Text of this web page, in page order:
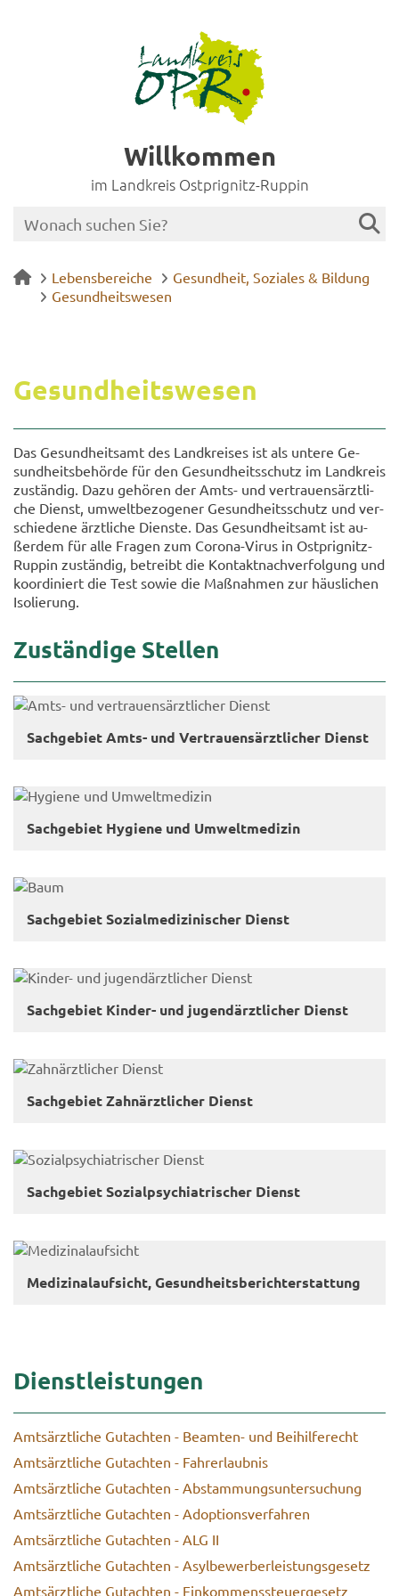
Willkommen
im Landkreis Ostprignitz-Ruppin
Lebensbereiche
Gesundheit, Soziales & Bildung
Gesundheitswesen
Ge­sund­heits­we­sen
Das Ge­sund­heits­amt des Land­krei­ses ist als un­te­re Ge­
sund­heits­be­hör­de für den Ge­sund­heits­schutz im Land­kreis
zu­stän­dig. Dazu ge­hö­ren der Amts- und ver­trau­ens­ärzt­li­
che Dienst, um­welt­be­zo­ge­ner Ge­sund­heits­schutz und ver­
schie­de­ne ärzt­li­che Diens­te. Das Ge­sund­heits­amt ist au­
ßer­dem für alle Fra­gen zum Corona-​Virus in Ostprignitz-​
Ruppin zu­stän­dig, be­treibt die Kon­takt­nach­ver­fol­gung und
ko­or­di­niert die Test sowie die Maß­nah­men zur häus­li­chen
Iso­lie­rung.
Zu­stän­di­ge Stel­len
Sach­ge­biet Amts- und Ver­trau­ens­ärzt­li­cher Dienst
Sach­ge­biet Hy­gie­ne und Um­welt­me­di­zin
Sach­ge­biet So­zi­al­me­di­zi­ni­scher Dienst
Sach­ge­biet Kinder-​ und ju­gend­ärzt­li­cher Dienst
Sach­ge­biet Zahn­ärzt­li­cher Dienst
Sach­ge­biet So­zi­al­psych­ia­tri­scher Dienst
Me­di­zi­nal­auf­sicht, Ge­sund­heits­be­richt­erstat­tung
Dienst­leis­tun­gen
Amts­ärzt­li­che Gut­ach­ten - Beamten-​ und Bei­hil­fe­recht
Amts­ärzt­li­che Gut­ach­ten - Fahr­erlaub­nis
Amts­ärzt­li­che Gut­ach­ten - Ab­stam­mungs­un­ter­su­chung
Amts­ärzt­li­che Gut­ach­ten - Ad­op­ti­ons­ver­fah­ren
Amts­ärzt­li­che Gut­ach­ten - ALG II
Amts­ärzt­li­che Gut­ach­ten - Asyl­be­wer­ber­leis­tungs­ge­setz
Amts­ärzt­li­che Gut­ach­ten - Ein­kom­mens­steu­er­ge­setz